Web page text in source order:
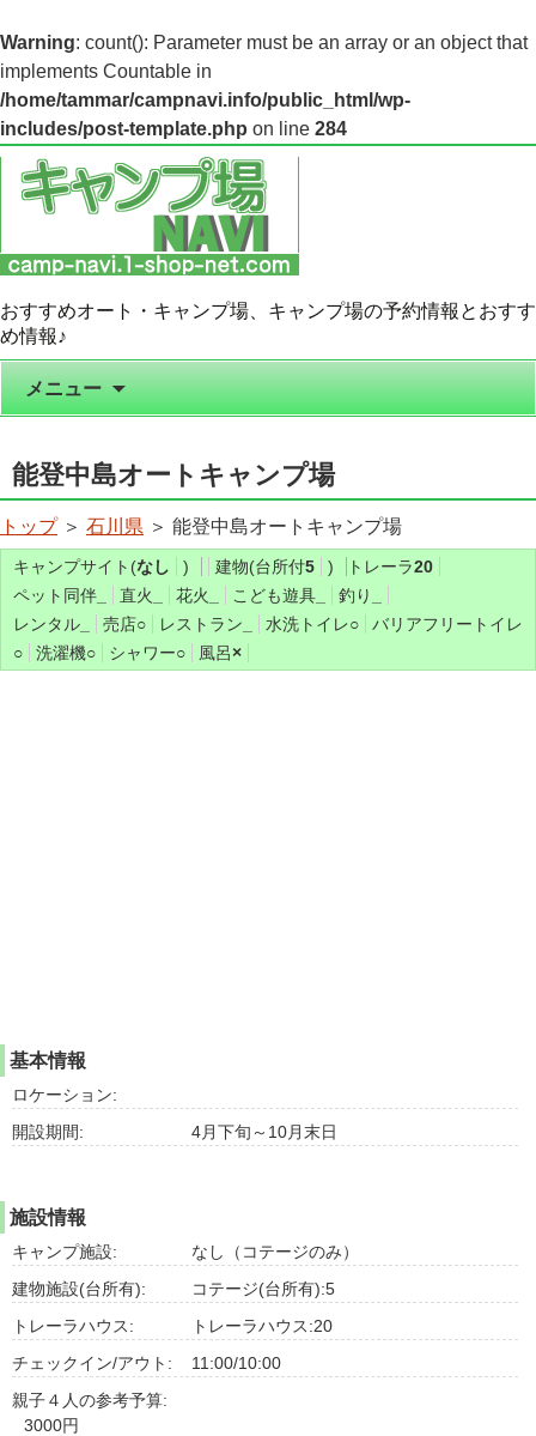
Warning: count(): Parameter must be an array or an object that
implements Countable in
/home/tammar/campnavi.info/public_html/wp-
includes/post-template.php on line 284
おすすめオート・キャンプ場、キャンプ場の予約情報とおすす
め情報♪
メニュー
能登中島オートキャンプ場
トップ＞ 石川県 ＞ 能登中島オートキャンプ場
キャンプサイト(なし ) 建物(台所付5 ) トレーラ20
ペット同伴
直火 花火 こども遊具 釣り
レンタル
売店○ レストラン 水洗トイレ○
バリアフリートイレ
○
洗濯機○ シャワー○ 風呂×
基本情報
ロケーション:
開設期間:
4月下旬～10月末日
施設情報
キャンプ施設:
なし（コテージのみ）
建物施設(台所有):
コテージ(台所有):5
トレーラハウス:
トレーラハウス:20
チェックイン/アウト:
11:00/10:00
親子４人の参考予算:
3000円